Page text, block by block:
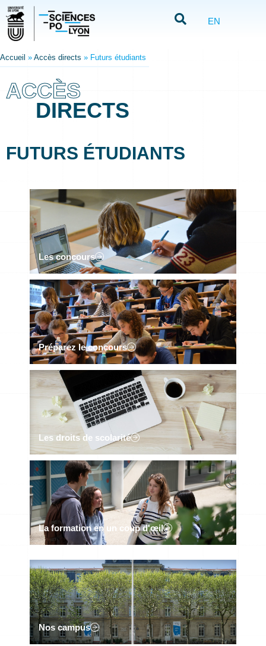
EN
Accueil » Accès directs » Futurs étudiants
ACCÈS
DIRECTS
FUTURS ÉTUDIANTS
Les concours
Préparez le concours
Les droits de scolarité
La formation en un coup d'œil
Nos campus